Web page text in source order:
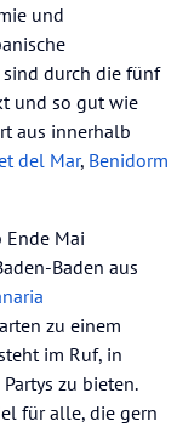
und
durch die fünf
und so gut wie
aus innerhalb
del Mar, Benidorm
Ende Mai
Baden aus
zu einem
im Ruf, in
zu bieten.
für alle, die gern